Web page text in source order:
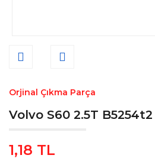
Orjinal Çıkma Parça
Volvo S60 2.5T
1,18 TL